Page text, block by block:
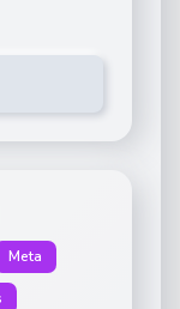
Meta